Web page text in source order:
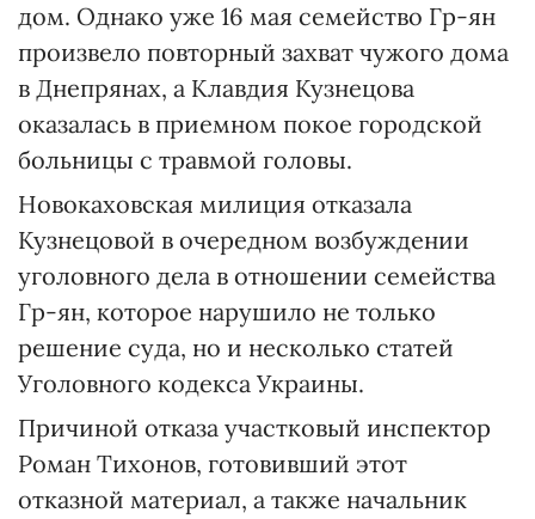
дом. Однако уже 16 мая семейство Гр-ян
произвело повторный захват чужого дома
в Днепрянах, а Клавдия Кузнецова
оказалась в приемном покое городской
больницы с травмой головы.
Новокаховская милиция отказала
Кузнецовой в очередном возбуждении
уголовного дела в отношении семейства
Гр-ян, которое нарушило не только
решение суда, но и несколько статей
Уголовного кодекса Украины.
Причиной отказа участковый инспектор
Роман Тихонов, готовивший этот
отказной материал, а также начальник